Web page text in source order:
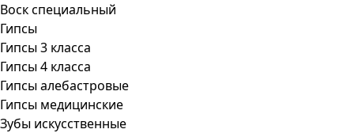
Воск специальный
Гипсы
Гипсы 3 класса
Гипсы 4 класса
Гипсы алебастровые
Гипсы медицинские
Зубы искусственные